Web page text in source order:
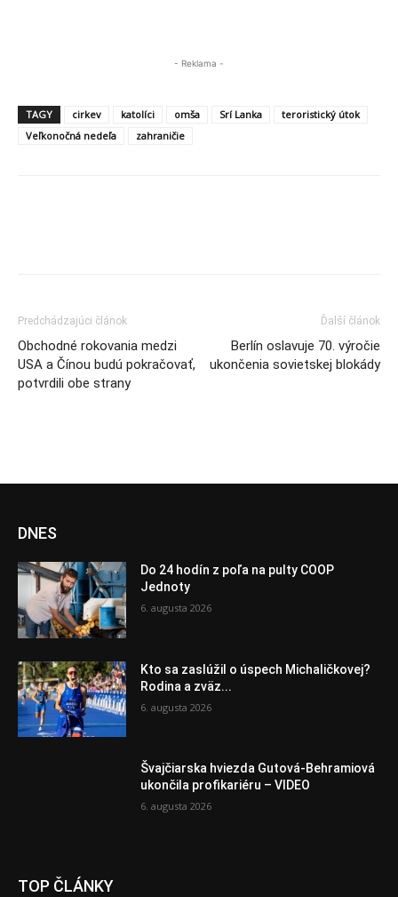
- Reklama -
TAGY cirkev katolíci omša Srí Lanka
teroristický útok
Veľkonočná nedeľa
zahraničie
Predchádzajúci článok
Obchodné rokovania medzi
USA a Čínou budú pokračovať,
potvrdili obe strany
Ďalší článok
Berlín oslavuje 70. výročie
ukončenia sovietskej blokády
DNES
Do 24 hodín z poľa na pulty COOP
Jednoty
6. augusta 2026
Kto sa zaslúžil o úspech Michaličkovej?
Rodina a zväz...
6. augusta 2026
Švajčiarska hviezda Gutová-Behramiová
ukončila profikariéru – VIDEO
6. augusta 2026
TOP ČLÁNKY